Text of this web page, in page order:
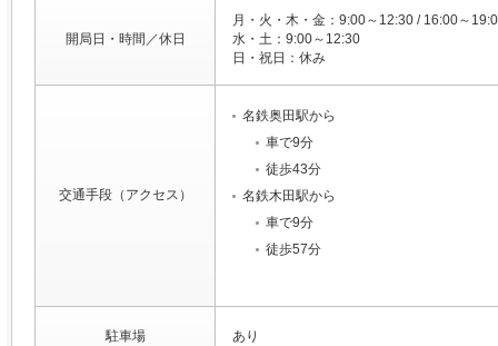
開局日・時間／休日
月・火・木・金：9:00～12:30 / 16:00～
水・土：9:00～12:30
日・祝日：休み
交通手段（アクセス）
名鉄奥田駅から
車で9分
徒歩43分
名鉄木田駅から
車で9分
徒歩57分
駐車場 あり